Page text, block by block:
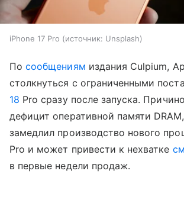
iPhone 17 Pro источник: Unsplash
Посообщениям издания Culpium,
столкнуться с ограниченными
18 Pro сразу после запуска.
дефицит оперативной памяти
замедлил производство нового
Pro и может привести к нехватке
в первые недели продаж.